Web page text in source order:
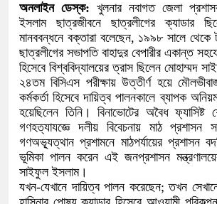
অনলাইন ডেস্ক: খুলনার নবাগত জেলা
ইসলাম ছাত্রজীবনে ছাত্রলীগের ক্যাডার
মানববন্ধনে বক্তারা বলেছেন, ১৯৯৮ সালে থেকে
ছাত্রলীগের সভাপতি বাহাদুর বেপারীর একান্ত
হিসেবে বিশ্ববিদ্যালয়ের ত্রাস ছিলেন মোহাম্মদ
২৪তম বিসিএস পরীক্ষায় উত্তীর্ণ হয়ে
কর্মকর্তা হিসেবে দায়িত্ব পালনকালে ব্যাপক
হয়েছিলেন তিনি। বিনাভোটের অবৈধ ফ্যাসিষ্ট
গণহত্যাযজ্ঞে দলীয় বিবেচনায় মাঠ প্রশাসন
গণঅভ্যূত্থান প্রশামনে মাঠপর্যায়ের প্রশাসন
ভূমিকা পালন করেন এই জনপ্রশাসন
সাইফুল ইসলাম।
যখন-যেখানে দায়িত্ব পালন করেছেন; তখন